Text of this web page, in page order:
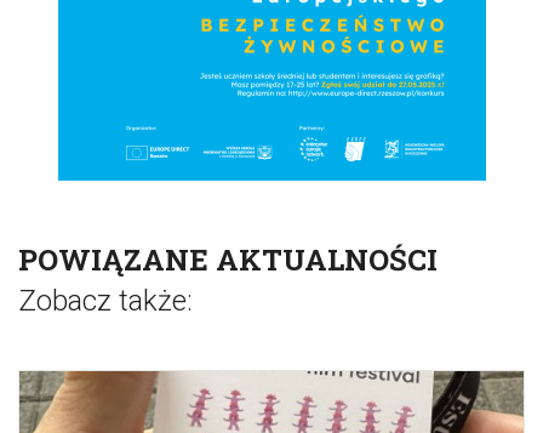
POWIĄZANE AKTUALNOŚCI
Zobacz także: